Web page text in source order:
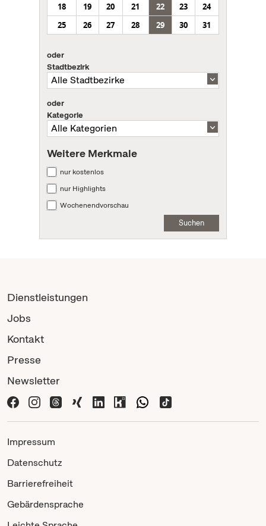
18
19 20 21 22 23
24
25
26 27 28 29 30 31
oder
Stadtbezirk
oder
Kategorie
Weitere Merkmale
nur kostenlos
nur Highlights
Wochenendvorschau
Suchen
Dienstleistungen
Jobs
Kontakt
Presse
Newsletter
Impressum
Datenschutz
Barrierefreiheit
Gebärdensprache